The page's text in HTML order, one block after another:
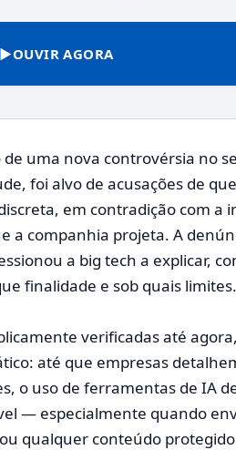
▶OUVIR AGORA
uma nova controvérsia no
foi alvo de acusações de
em contradição com a
a companhia projeta. A
a big tech a explicar,
finalidade e sob quais limites.
verificadas até
até que empresas
o uso de ferramentas de IA
— especialmente quando
qualquer conteúdo